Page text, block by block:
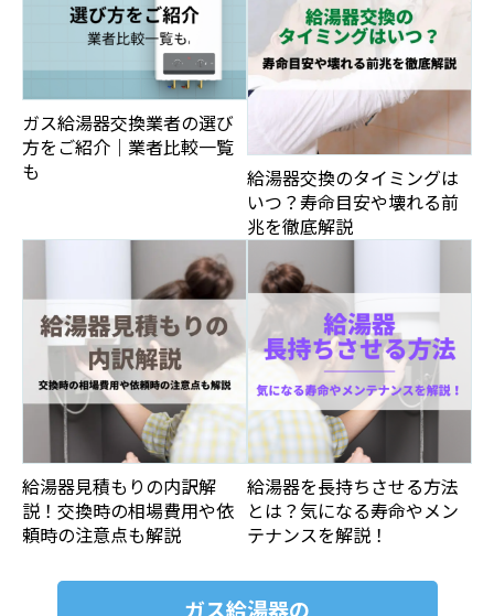
ガス給湯器交換業者の選び
方をご紹介｜業者比較一覧
も
給湯器交換のタイミングは
いつ？寿命目安や壊れる前
兆を徹底解説
給湯器見積もりの内訳解
説！交換時の相場費用や依
頼時の注意点も解説
給湯器を長持ちさせる方法
とは？気になる寿命やメン
テナンスを解説！